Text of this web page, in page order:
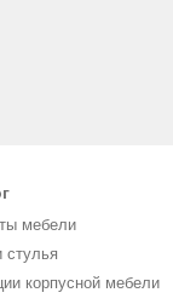
мебели
стулья
корпусной мебели